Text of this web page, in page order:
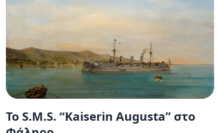
Το S.M.S. “Kaiserin Augusta” στο